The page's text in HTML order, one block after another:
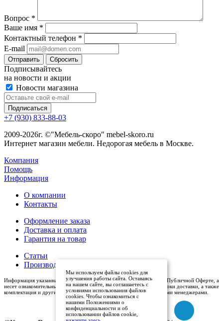
Вопрос *
Ваше имя *
Контактный телефон *
E-mail
Сбросить
Подписывайтесь
на новости и акции
Новости магазина
+7 (930) 833-88-03
2009-2026г. ©"Мебель-скоро" mebel-skoro.ru
Интернет магазин мебели. Недорогая мебель в Москве.
Компания
Помощь
Информация
О компании
Контакты
Оформление заказа
Доставка и оплата
Гарантия на товар
Статьи
Производители
Информация указанная на сайте (описания и цены), не относится к Публичной Оферте, а
несет ознакомительный характер. Окончательная цена, условия и сроки доставки, а также
комплектация и другие характеристики товаров - уточняются нашими менеджерами.
Мы используем файлы cookies для
улучшения работы сайта. Оставаясь
на нашем сайте, вы соглашаетесь с
условиями использования файлов
cookies. Чтобы ознакомиться с
нашими Положениями о
конфиденциальности и об
использовании файлов cookie,